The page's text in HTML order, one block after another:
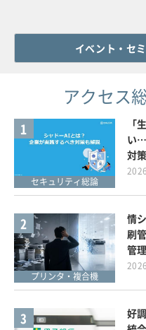
イベント・セ
アクセス
1
セキュリティ総論
「
い
対策
2
プリンタ・複合機
情
刷
管
3
好